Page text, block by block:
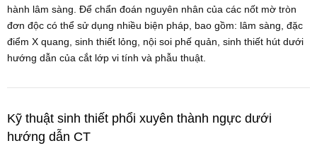
hành lâm sàng. Để chẩn đoán nguyên nhân của các nốt mờ tròn
đơn độc có thể sử dụng nhiều biện pháp, bao gồm: lâm sàng, đặc
điểm X quang, sinh thiết lỏng, nội soi phế quản, sinh thiết hút dưới
hướng dẫn của cắt lớp vi tính và phẫu thuật.
Kỹ thuật sinh thiết phổi xuyên thành ngực dưới
hướng dẫn CT